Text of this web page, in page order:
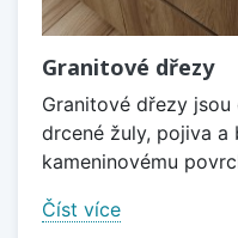
Granitové dřezy
Granitové dřezy
drcené žuly, pojiva a
kameninovému
Číst více